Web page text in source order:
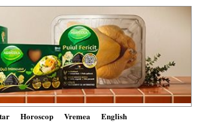
Horoscop Vremea English